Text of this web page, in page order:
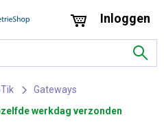
Inloggen
Gateways
werkdag verzonden